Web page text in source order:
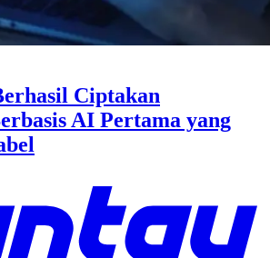
Ciptakan
AI Pertama yang